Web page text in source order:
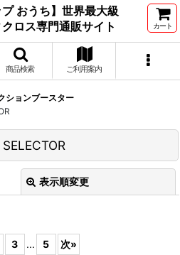
プ おうち】世界最大級
ロス専門通販サイト
カート
商品検索 ご利用案内
ションブースター
表示順変更
3 ... 5 次»